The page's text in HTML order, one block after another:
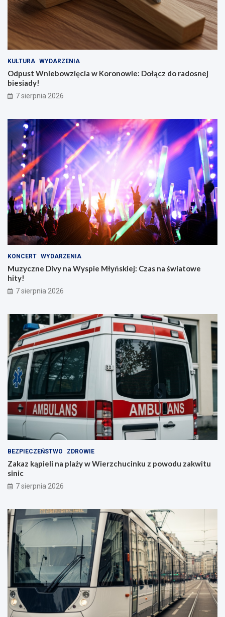
KULTURA WYDARZENIA
Odpust Wniebowzięcia w Koronowie: Dołącz do radosnej
biesiady!
7 sierpnia 2026
KONCERT WYDARZENIA
Muzyczne Divy na Wyspie Młyńskiej: Czas na światowe
hity!
7 sierpnia 2026
BEZPIECZEŃSTWO ZDROWIE
Zakaz kąpieli na plaży w Wierzchucinku z powodu zakwitu
sinic
7 sierpnia 2026